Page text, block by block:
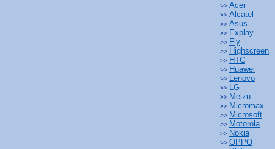
>> Acer
>> Alcatel
>> Asus
>> Explay
>> Fly
>> Highscreen
>> HTC
>> Huawei
>> Lenovo
>> LG
>> Meizu
>> Micromax
>> Microsoft
>> Motorola
>> Nokia
>> OPPO